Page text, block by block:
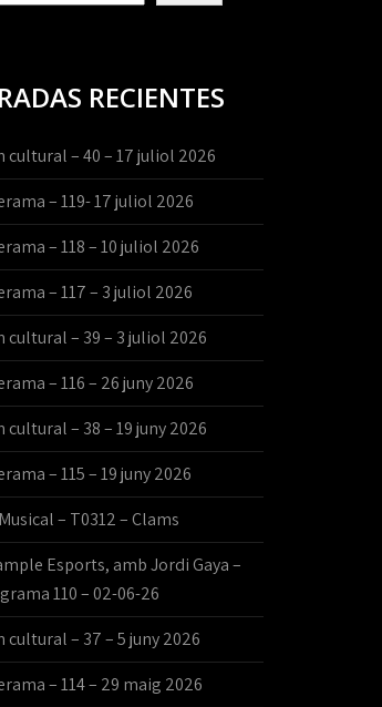
RECIENTES
cultural – 40 – 17 juliol 2026
– 119- 17 juliol 2026
– 118 – 10 juliol 2026
– 117 – 3 juliol 2026
cultural – 39 – 3 juliol 2026
– 116 – 26 juny 2026
cultural – 38 – 19 juny 2026
– 115 – 19 juny 2026
– T0312 – Clams
Esports, amb Jordi Gaya –
110 – 02-06-26
cultural – 37 – 5 juny 2026
– 114 – 29 maig 2026